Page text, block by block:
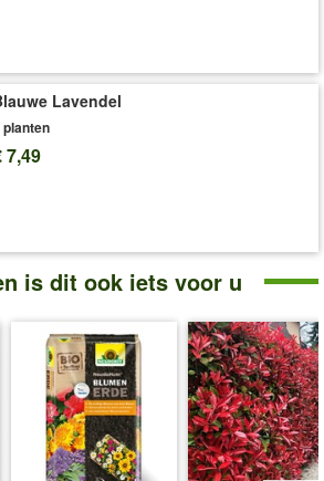
Lavendel
planten
7,49
is dit ook iets voor u